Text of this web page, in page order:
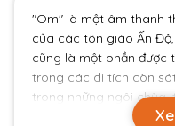
"Om" là một âm thanh
của các tôn giáo Ấn
cũng là một phần được
trong các di tích còn
trong những ngôi chùa,
huyền bí trên thế giới.